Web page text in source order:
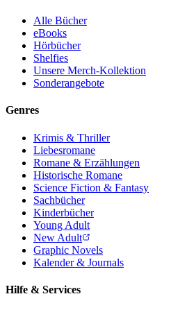
Alle Bücher
eBooks
Hörbücher
Shelfies
Unsere Merch-Kollektion
Sonderangebote
Genres
Krimis & Thriller
Liebesromane
Romane & Erzählungen
Historische Romane
Science Fiction & Fantasy
Sachbücher
Kinderbücher
Young Adult
New Adult
Graphic Novels
Kalender & Journals
Hilfe & Services